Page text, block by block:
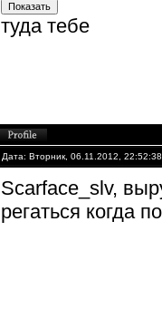
туда тебе
Дата: Вторник, 06.11.2012,
Scarface_slv,
регаться когда